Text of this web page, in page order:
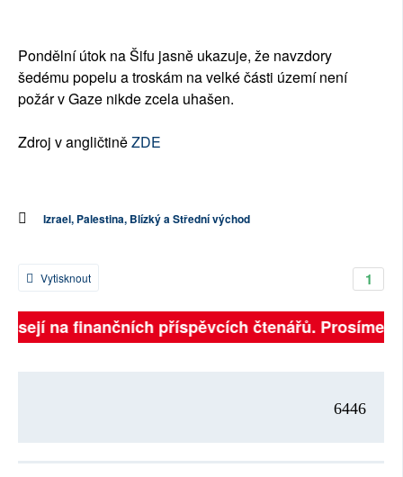
Pondělní útok na Šifu jasně ukazuje, že navzdory
šedému popelu a troskám na velké části území není
požár v Gaze nikde zcela uhašen.
Zdroj v angličtiněZDE
Izrael, Palestina, Blízký a Střední východ
1
Vytisknout
na finančních příspěvcích čtenářů. Prosíme,
6446